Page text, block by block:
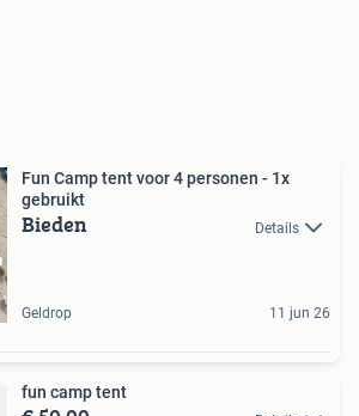
Fun Camp tent voor 4 personen - 1x
gebruikt
Bieden Details
Geldrop 11 jun 26
fun camp tent